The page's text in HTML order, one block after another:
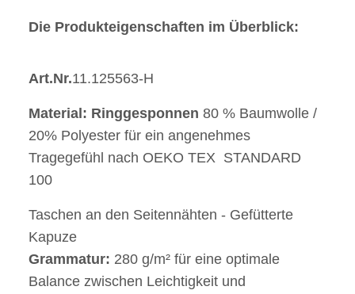
Die Produkteigenschaften im Überblick:
Art.Nr.11.125563-H
Material: Ringgesponnen 80 % Baumwolle /
20% Polyester für ein angenehmes
Tragegefühl nach OEKO TEX STANDARD
100
Taschen an den Seitennähten - Gefütterte
Kapuze
Grammatur: 280 g/m² für eine optimale
Balance zwischen Leichtigkeit und